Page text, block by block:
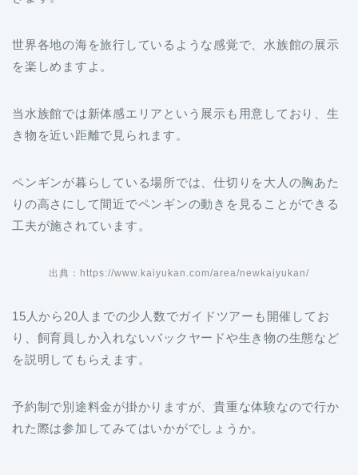
世界各地の海を旅行しているような感覚で、水族館の展示
を楽しめますよ。
当水族館では新体感エリアという展示も用意しており、生
き物を近い距離で見られます。
ペンギンが暮らしている場所では、仕切りを大人の胸あた
りの高さにして間近でペンギンの動きを見ることができる
工夫が施されています。
出典：https://www.kaiyukan.com/area/newkaiyukan/
15人から20人までの少人数でガイドツアーも開催してお
り、飼育員しか入れないバックヤードや生き物の生態など
を説明してもらえます。
予約制で別途料金が掛かりますが、貴重な体験なので行か
れた際は参加してみてはいかがでしょうか。